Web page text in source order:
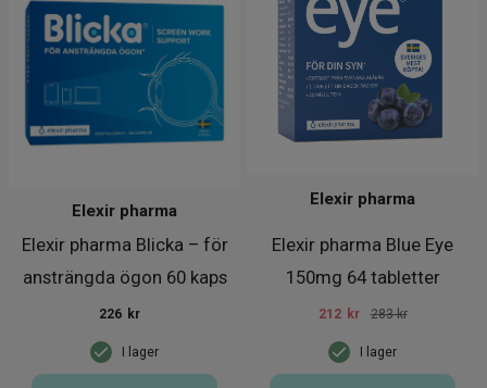
Elexir pharma Blicka – för
ansträngda ögon 60 kaps
Elexir pharma
I lager
226 kr
Elexir pharma Blue Eye
150mg 64 tabletter
Elexir pharma
I lager
212 kr 283 kr